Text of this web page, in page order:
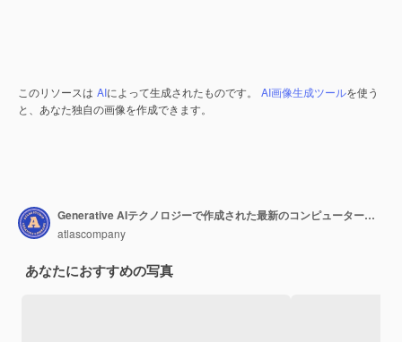
このリソースは AIによって生成されたものです。 AI画像生成ツールを使う
と、あなた独自の画像を作成できます。
Generative AIテクノロジーで作成された最新のコンピューターを備えたデスクトップを備えた最新のオフィススペース
atlascompany
あなたにおすすめの写真